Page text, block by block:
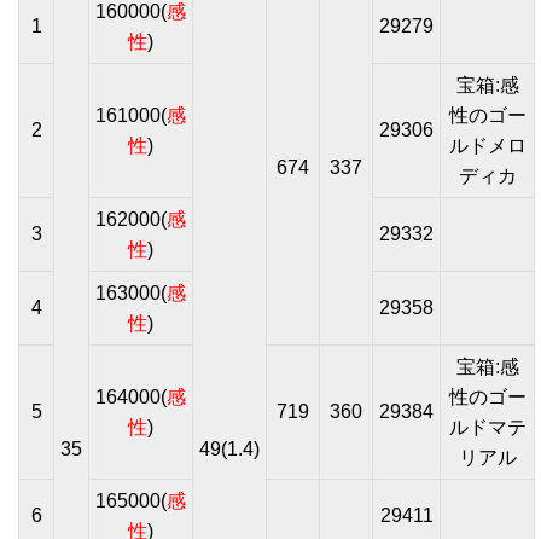
1
35
160000(感
性)
49(1.4)
674 337
29279
2
161000(感
性)
29306
宝箱:感
性のゴー
ルドメロ
ディカ
3
162000(感
性)
29332
4
163000(感
性)
29358
5
164000(感
性)
719 360 29384
宝箱:感
性のゴー
ルドマテ
リアル
6
165000(感
性)
29411